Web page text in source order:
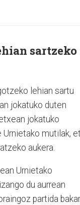
sartzeko
lehian sartu
jokatuko duten
jokatuko
Urnietako mutilak,
aukera.
Urnietako
du aurrean
partida